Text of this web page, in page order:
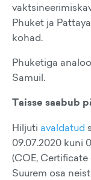
Phuket ja
kohad.
Phuketiga
Samuil.
Taisse saabub
Hiljuti avaldatud
09.07.2020 kuni
(COE,
Suurem osa